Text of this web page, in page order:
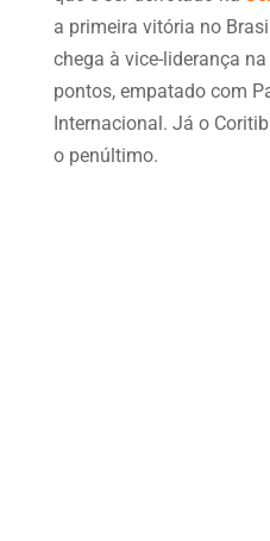
a primeira vitória no
chega à vice-liderança
pontos, empatado com
Internacional. Já o
o penúltimo.